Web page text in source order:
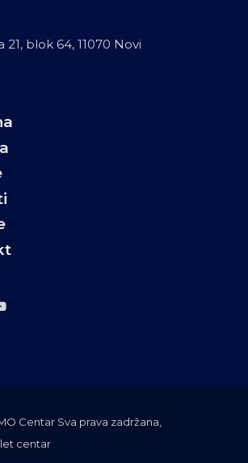
21, blok 64, 11070 Novi
Centar Sva prava zadržana,
centar